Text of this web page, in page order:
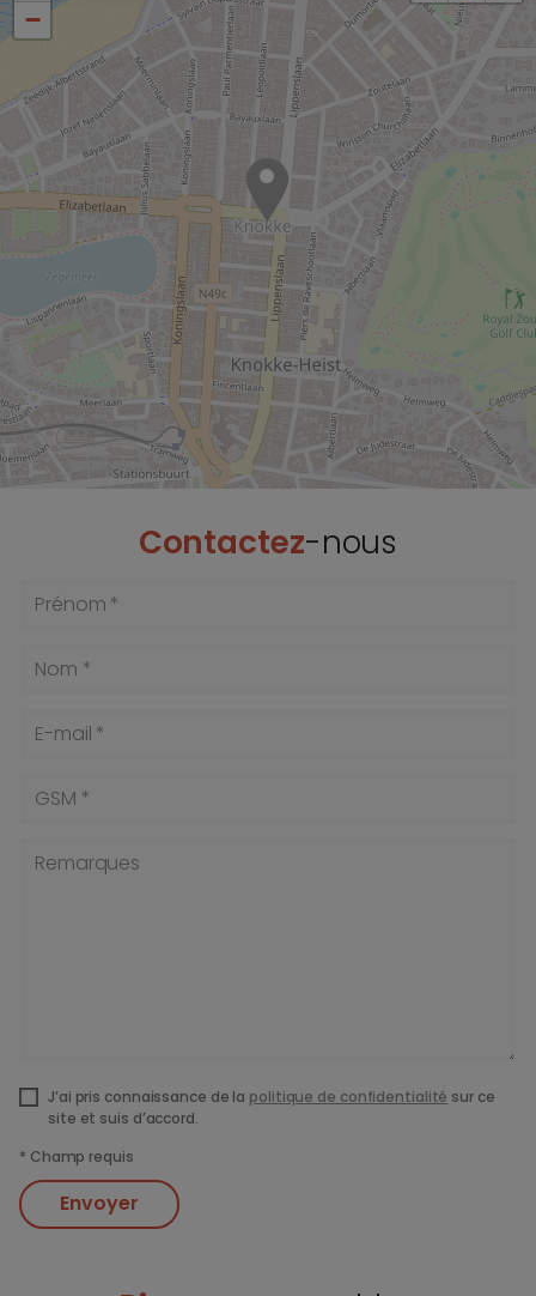
−
Contactez-nous
Prénom *
Nom *
E-mail *
GSM *
Remarques
J’ai pris connaissance de la politique de confidentialité sur ce
site et suis d’accord.
* Champ requis
Envoyer